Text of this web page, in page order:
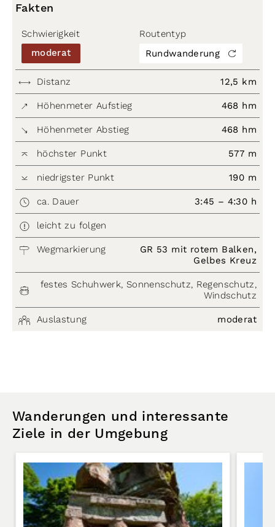
Fakten
Schwierigkeit
moderat
Routentyp
Rundwanderung
Distanz 12,5 km
Höhenmeter Aufstieg 468 hm
Höhenmeter Abstieg 468 hm
höchster Punkt 577 m
niedrigster Punkt 190 m
ca. Dauer 3:45 – 4:30 h
leicht zu folgen
Wegmarkierung
GR 53 mit rotem Balken,
Gelbes Kreuz
festes Schuhwerk, Sonnenschutz, Regenschutz,
Windschutz
Auslastung moderat
Wanderungen und interessante
Ziele in der Umgebung